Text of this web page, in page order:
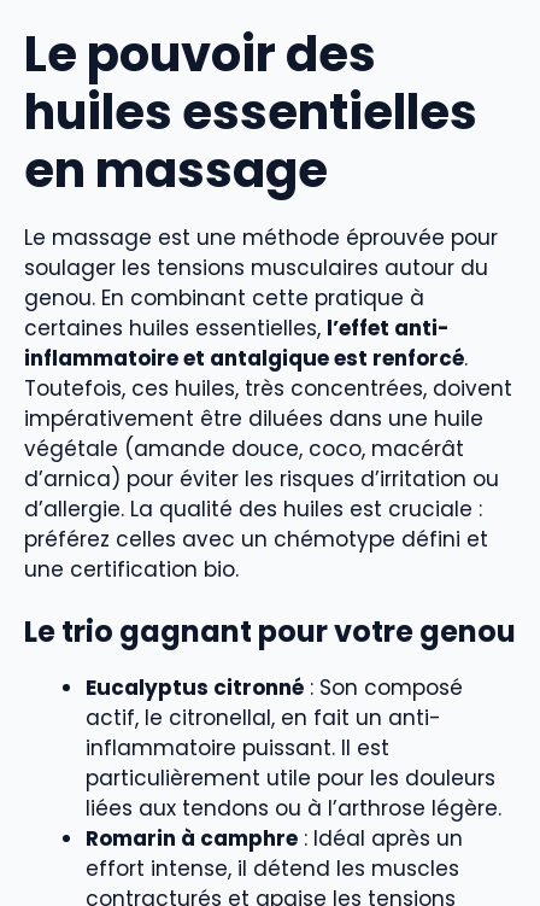
Le pouvoir des
huiles essentielles
en massage
Le massage est une méthode éprouvée pour
soulager les tensions musculaires autour du
genou. En combinant cette pratique à
certaines huiles essentielles, l’effet anti-
inflammatoire et antalgique est renforcé.
Toutefois, ces huiles, très concentrées, doivent
impérativement être diluées dans une huile
végétale (amande douce, coco, macérât
d’arnica) pour éviter les risques d’irritation ou
d’allergie. La qualité des huiles est cruciale :
préférez celles avec un chémotype défini et
une certification bio.
Le trio gagnant pour votre genou
Eucalyptus citronné : Son composé
actif, le citronellal, en fait un anti-
inflammatoire puissant. Il est
particulièrement utile pour les douleurs
liées aux tendons ou à l’arthrose légère.
Romarin à camphre : Idéal après un
effort intense, il détend les muscles
contracturés et apaise les tensions